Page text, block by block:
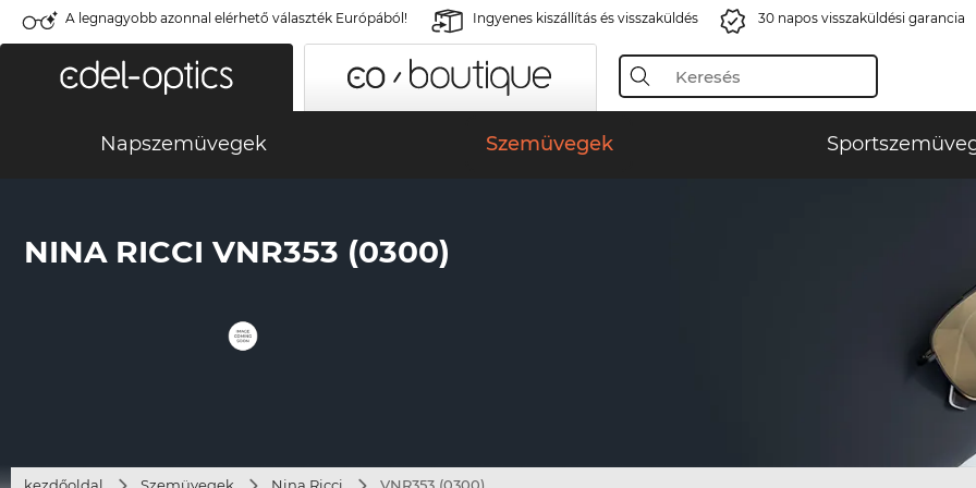
A legnagyobb azonnal elérhető választék Európából! Ingyenes kiszállítás és visszaküldés 30 napos visszaküldési garancia
Napszemüvegek Szemüvegek
NINA RICCI VNR353 (0300)